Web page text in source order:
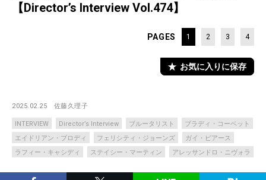
【Director’s Interview Vol.474】
PAGES 1 2 3 4
お気に入りに保存
2025.02.25 佐藤久理子
INTERVIEW Director’s Interview ブルータリスト
ブラディ・コーベット
エイドリアン・ブロディ
フェリシティ・ジョーンズ
ガイ・ピアース
ラフィー・キャシディ
ステイシー・マーティン アレッサンドロ・ニヴォラ